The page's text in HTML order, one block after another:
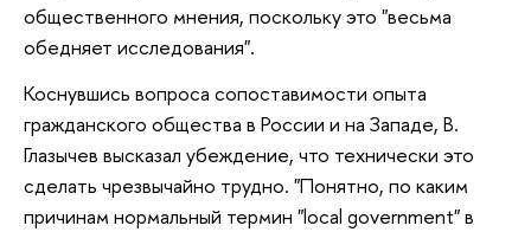
общественного мнения, поскольку это "весьма
обедняет исследования".
Коснувшись вопроса сопоставимости опыта
гражданского общества в России и на Западе, В.
Глазычев высказал убеждение, что технически это
сделать чрезвычайно трудно. "Понятно, по каким
причинам нормальный термин "local government" в